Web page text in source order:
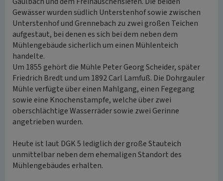
Gewässer wurden südlich Unterstenhof sowie zwischen
Unterstenhof und Grennebach zu zwei großen Teichen
aufgestaut, bei denen es sich bei dem neben dem
Mühlengebäude sicherlich um einen Mühlenteich
handelte.
Um 1855 gehört die Mühle Peter Georg Scheider, später
Friedrich Bredt und um 1892 Carl Lamfuß. Die Dohrgauler
Mühle verfügte über einen Mahlgang, einen Fegegang
sowie eine Knochenstampfe, welche über zwei
oberschlächtige Wasserräder sowie zwei Gerinne
angetrieben wurden.
Heute ist laut DGK 5 lediglich der große Stauteich
unmittelbar neben dem ehemaligen Standort des
Mühlengebäudes erhalten.